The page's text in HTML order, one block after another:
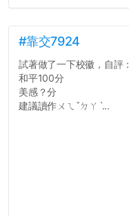
#靠交7924
試著做了一下校徽，自評：
和平100分
美感？分
建議讀作ㄨㄟˇㄉㄚˋ...